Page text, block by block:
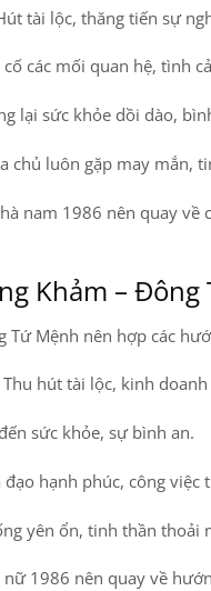
tài lộc, thăng tiến sự
cố các mối quan hệ, tình
lại sức khỏe dồi dào,
chủ luôn gặp may mắn,
nam 1986 nên quay về
Khảm –
Tứ Mệnh nên hợp các
Thu hút tài lộc, kinh
sức khỏe, sự bình an.
đạo hạnh phúc, công việc
yên ổn, tinh thần thoải
1986 nên quay về